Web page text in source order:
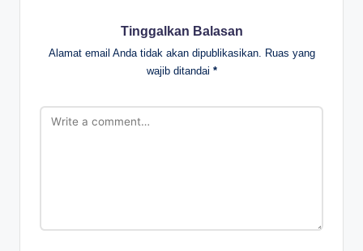
Tinggalkan Balasan
Alamat email Anda tidak akan dipublikasikan. Ruas yang
wajib ditandai *